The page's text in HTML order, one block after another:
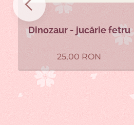
Dinozaur - jucărie fetru
25,00 RON